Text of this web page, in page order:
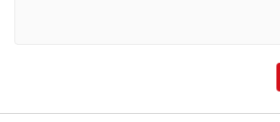
Bất động